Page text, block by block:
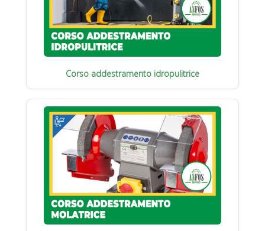
Corso addestramento idropulitrice